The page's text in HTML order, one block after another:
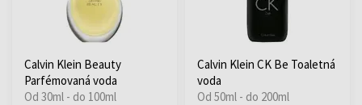
Calvin Klein Beauty
Parfémovaná voda
Od 30ml - do 100ml
Calvin Klein CK Be Toaletná
voda
Od 50ml - do 200ml